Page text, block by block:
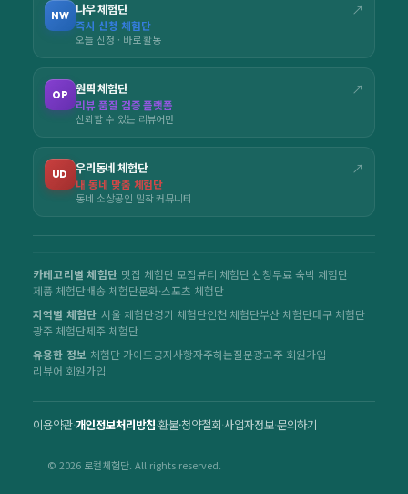
NW 나우 체험단 ↗
즉시 신청 체험단
오늘 신청 · 바로 활동
OP 원픽 체험단 ↗
리뷰 품질 검증 플랫폼
신뢰할 수 있는 리뷰어만
UD 우리동네 체험단 ↗
내 동네 맞춤 체험단
동네 소상공인 밀착 커뮤니티
카테고리별 체험단 맛집 체험단 모집뷰티 체험단 신청무료 숙박 체험단
제품 체험단배송 체험단문화·스포츠 체험단
지역별 체험단 서울 체험단경기 체험단인천 체험단부산 체험단대구 체험단
광주 체험단제주 체험단
유용한 정보 체험단 가이드공지사항자주하는질문광고주 회원가입
리뷰어 회원가입
이용약관·개인정보처리방침·환불·청약철회·사업자정보·문의하기
© 2026 로컬체험단. All rights reserved.